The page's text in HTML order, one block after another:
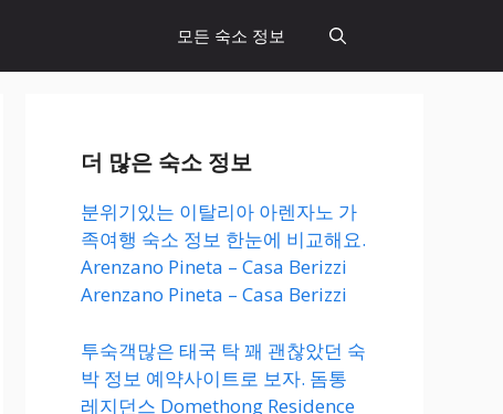
모든 숙소 정보
더 많은 숙소 정보
분위기있는 이탈리아 아렌자노 가
족여행 숙소 정보 한눈에 비교해요.
Arenzano Pineta – Casa Berizzi
Arenzano Pineta – Casa Berizzi
투숙객많은 태국 탁 꽤 괜찮았던 숙
박 정보 예약사이트로 보자. 돔통
레지던스 Domethong Residence